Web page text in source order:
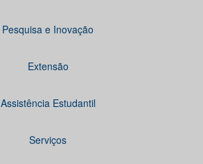
Pesquisa e Inovação
Extensão
Assistência Estudantil
Serviços